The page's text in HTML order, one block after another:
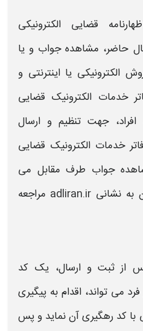
قضایی الکترونیکی
حاضر، مشاهده جواب و یا
الکترونیکی یا اینترنتی و
خدمات الکترونیک قضایی
افراد، جهت تنظیم و ارسال
خدمات الکترونیک قضایی
جواب طرف مقابل می
عدل ایران به نشانی adliran.ir مراجعه
از ثبت و ارسال، یک کد
می تواند، اقدام به پیگیری
با کد رهگیریآن نماید و پس